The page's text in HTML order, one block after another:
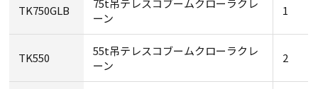
TK750GLB
ーン
1
TK550
55t吊テレスコブームクローラクレ
ーン
2